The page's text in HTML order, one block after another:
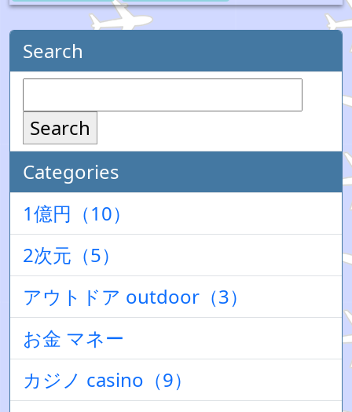
Search
Search
Categories
1億円（10）
2次元（5）
アウトドア outdoor（3）
お金 マネー
カジノ casino（9）